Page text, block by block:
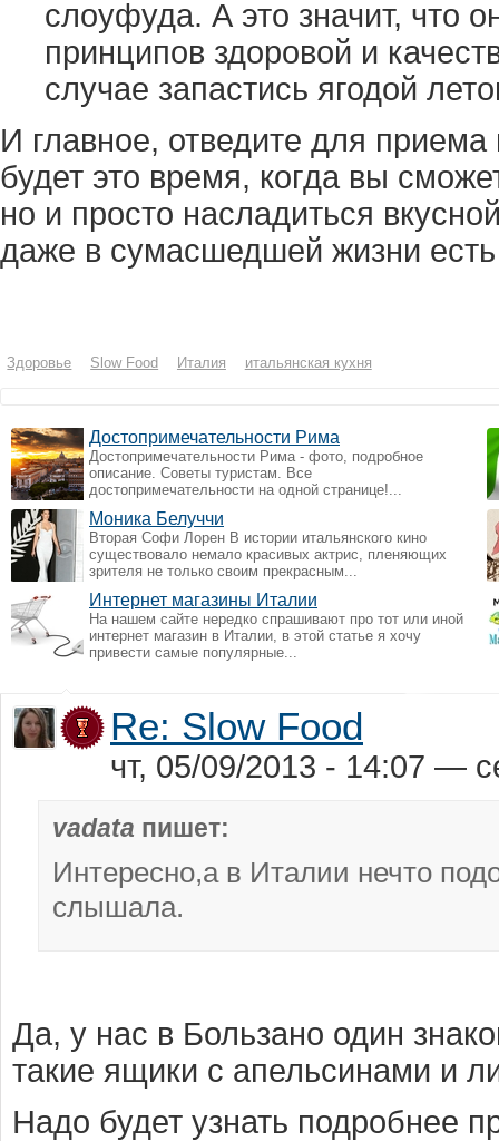
слоуфуда. А это значит, что
принципов здоровой и
случае запастись ягодой
И главное, отведите для
будет это время, когда вы
но и просто насладиться
даже в сумасшедшей жизни
Здоровье Slow Food Италия итальянская кухня
Достопримечательности Рима
Достопримечательности Рима - фото, подробное
описание. Советы туристам. Все
достопримечательности на одной странице!...
Моника Белуччи
Вторая Софи Лорен В истории итальянского кино
существовало немало красивых актрис, пленяющих
зрителя не только своим прекрасным...
Интернет магазины Италии
На нашем сайте нередко спрашивают про тот или иной
интернет магазин в Италии, в этой статье я хочу
привести самые популярные...
Re: Slow Food
чт, 05/09/2013 - 14:07 —
vadata пишет:
Интересно,а в Италии нечто
слышала.
Да, у нас в Бользано один
такие ящики с апельсинами и
Надо будет узнать подробнее